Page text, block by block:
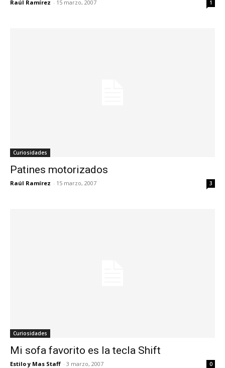
Raúl Ramírez - 15 marzo, 2007 1
Curiosidades
Patines motorizados
Raúl Ramírez - 15 marzo, 2007 3
Curiosidades
Mi sofa favorito es la tecla Shift
Estilo y Mas Staff - 3 marzo, 2007 0